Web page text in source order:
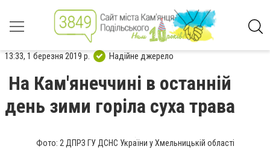
13:33, 1 березня 2019 р. Надійне джерело
На Кам'янеччині в останній
день зими горіла суха трава
Фото: 2 ДПРЗ ГУ ДСНС України у Хмельницькій області